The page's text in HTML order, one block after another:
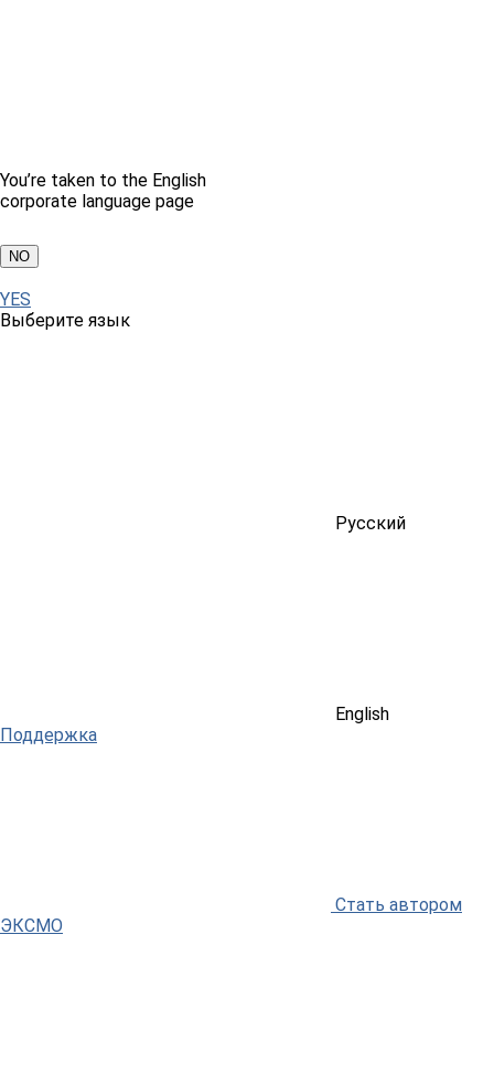
You’re taken to the English
corporate language page
NO
YES
Выберите язык
Русский
English
Поддержка
Стать автором
ЭКСМО